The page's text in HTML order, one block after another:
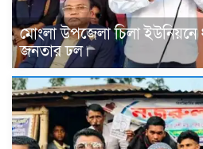
মোংলা উপজেলা চিলা
জনতার ঢল।